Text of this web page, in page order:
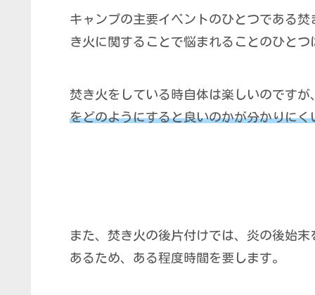
キャンプの主要イベントのひとつである
き火に関することで悩まれることのひとつ
焚き火をしている時自体は楽しいのですが
をどのようにすると良いのかが分かりにく
また、焚き火の後片付けでは、炎の後始
あるため、ある程度時間を要します。